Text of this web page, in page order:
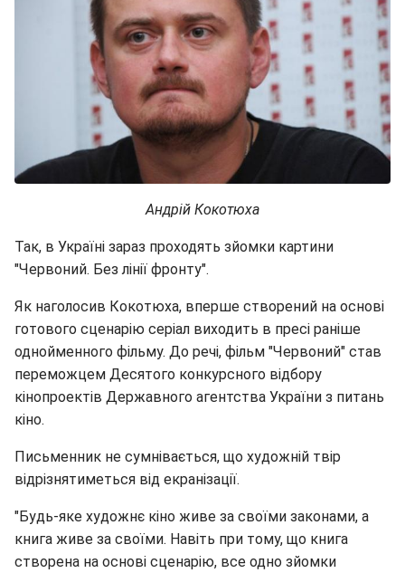
Андрій Кокотюха
Так, в Україні зараз проходять зйомки картини
"Червоний. Без лінії фронту".
Як наголосив Кокотюха, вперше створений на основі
готового сценарію серіал виходить в пресі раніше
однойменного фільму. До речі, фільм "Червоний" став
переможцем Десятого конкурсного відбору
кінопроектів Державного агентства України з питань
кіно.
Письменник не сумнівається, що художній твір
відрізнятиметься від екранізації.
"Будь-яке художнє кіно живе за своїми законами, а
книга живе за своїми. Навіть при тому, що книга
створена на основі сценарію, все одно зйомки